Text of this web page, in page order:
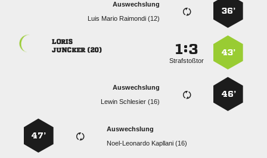
36’
Auswechslung
   
43’
:
Strafstoßtor

 
46’
Auswechslung
  
Auswechslung
  
47’